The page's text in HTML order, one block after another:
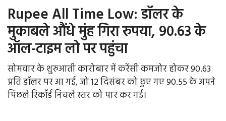
Office Office
Political Gossips
Farm & Food
Opinion
Rupee All Time Low: डॉलर के
मुकाबले औंधे मुंह गिरा रुपया, 90.63 के
ऑल-टाइम लो पर पहुंचा
सोमवार के शुरुआती कारोबार में करेंसी कमजोर होकर 90.63
प्रति डॉलर पर आ गई, जो 12 दिसंबर को छुए गए 90.55 के अपने
पिछले रिकॉर्ड निचले स्तर को पार कर गई।